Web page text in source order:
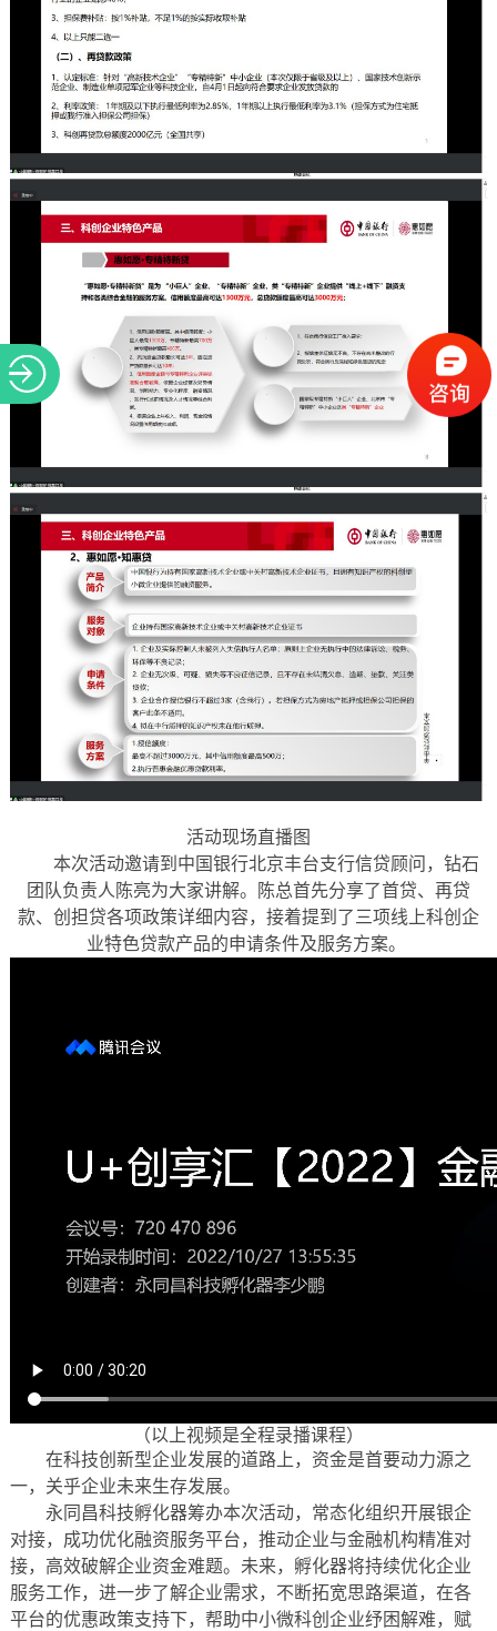
活动现场直播图
本次活动邀请到中国银行北京丰台支行信贷顾问，钻石
团队负责人陈亮为大家讲解。陈总首先分享了首贷、再贷
款、创担贷各项政策详细内容，接着提到了三项线上科创企
业特色贷款产品的申请条件及服务方案。
（以上视频是全程录播课程）
在科技创新型企业发展的道路上，资金是首要动力源之
一，关乎企业未来生存发展。
永同昌科技孵化器筹办本次活动，常态化组织开展银企
对接，成功优化融资服务平台，推动企业与金融机构精准对
接，高效破解企业资金难题。未来，孵化器将持续优化企业
服务工作，进一步了解企业需求，不断拓宽思路渠道，在各
平台的优惠政策支持下，帮助中小微科创企业纾困解难，赋